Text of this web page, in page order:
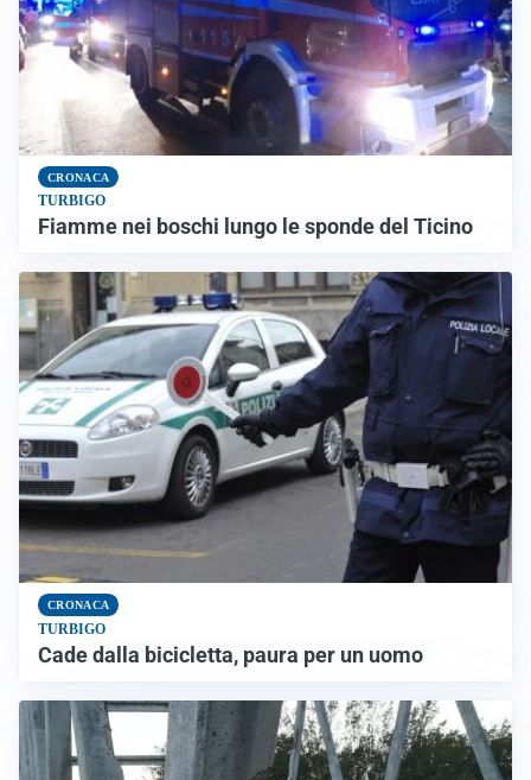
CRONACA
TURBIGO
Fiamme nei boschi lungo le sponde del Ticino
CRONACA
TURBIGO
Cade dalla bicicletta, paura per un uomo